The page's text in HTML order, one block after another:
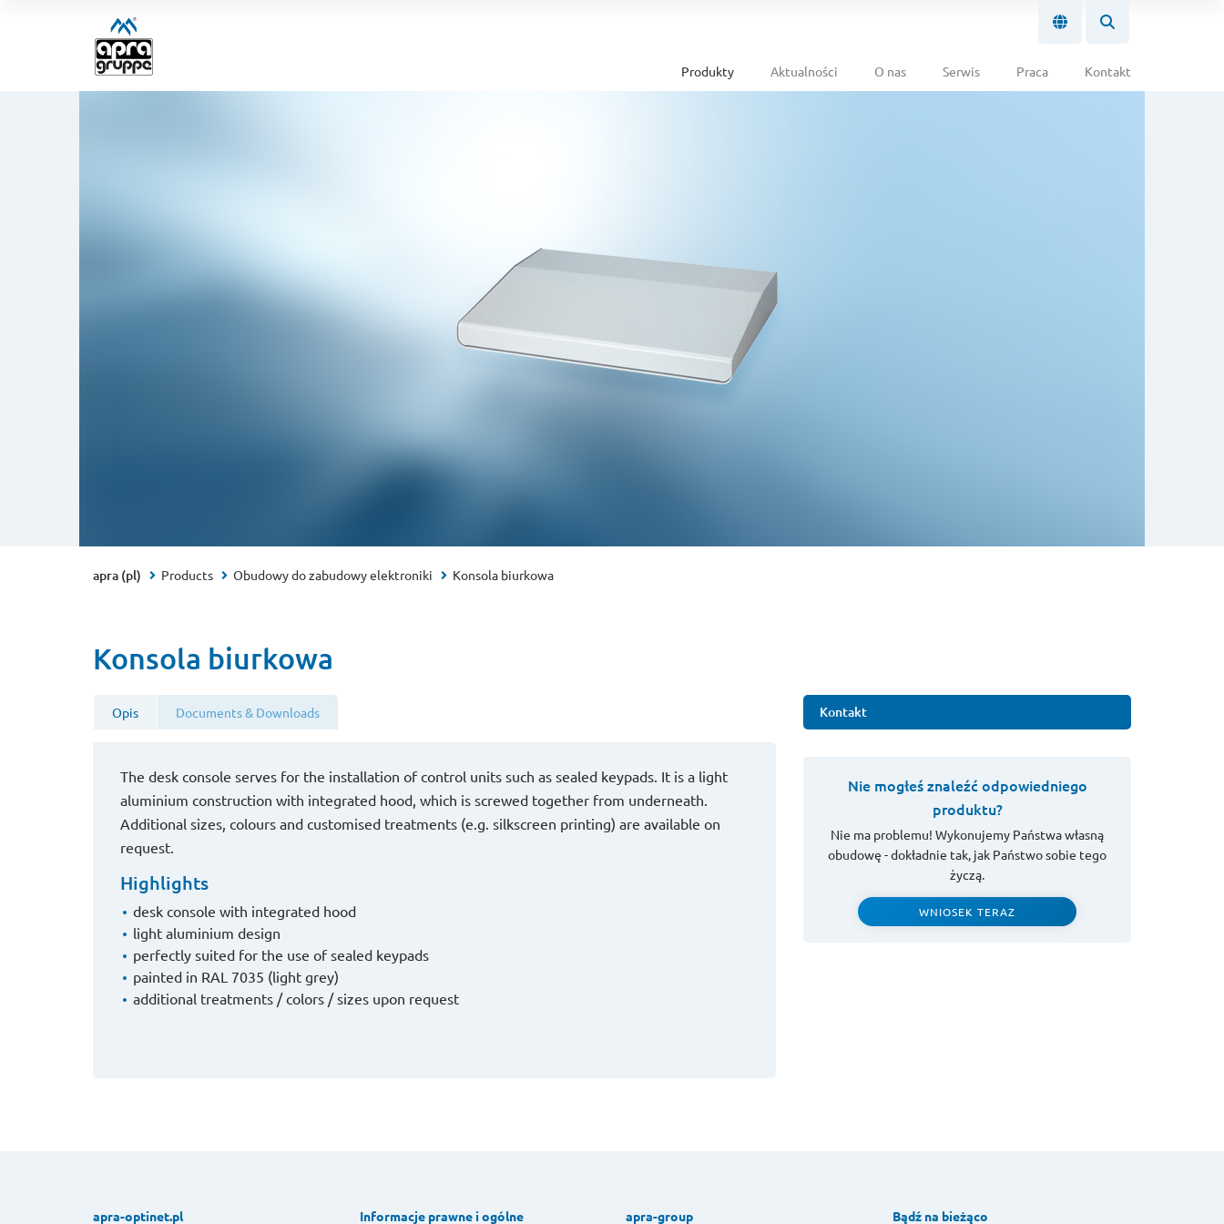
Produkty Aktualności O nas Serwis Praca Kontakt
apra (pl) Products Obudowy do zabudowy elektroniki Konsola biurkowa
Konsola biurkowa
Opis Documents & Downloads
The desk console serves for the installation of control units such as sealed keypads. It is a light
aluminium construction with integrated hood, which is screwed together from underneath.
Additional sizes, colours and customised treatments (e.g. silkscreen printing) are available on
request.
Highlights
desk console with integrated hood
light aluminium design
perfectly suited for the use of sealed keypads
painted in RAL 7035 (light grey)
additional treatments / colors / sizes upon request
Kontakt
Nie mogłeś znaleźć odpowiedniego
produktu?
Nie ma problemu! Wykonujemy Państwa własną
obudowę - dokładnie tak, jak Państwo sobie tego
życzą.
WNIOSEK TERAZ
apra-optinet.pl Informacje prawne i ogólne apra-group Bądź na bieżąco